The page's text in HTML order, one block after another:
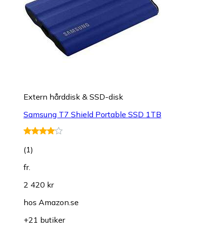
Extern hårddisk & SSD-disk
Samsung T7 Shield Portable SSD 1TB
(1)
fr.
2 420 kr
hos Amazon.se
+21 butiker